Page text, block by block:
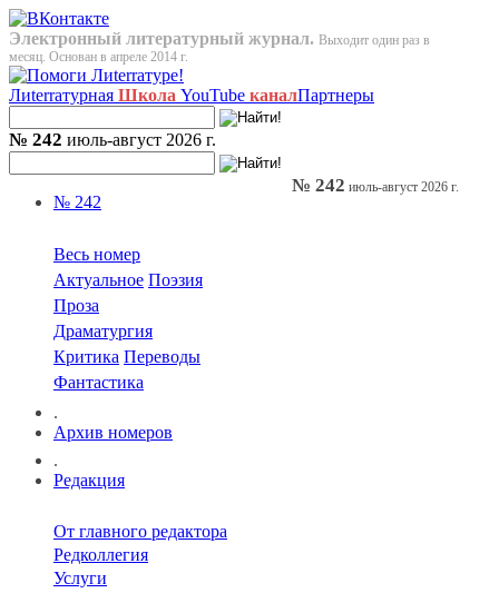
Электронный литературный журнал. Выходит один раз в
месяц. Основан в апреле 2014 г.
Лиterraтурная Школа YouTube каналПартнеры
№ 242 июль-август 2026 г.
№ 242
Весь номер
Актуальное Поэзия
Проза
Драматургия
Критика Переводы
Фантастика
.
Архив номеров
.
Редакция
От главного редактора
Редколлегия
Услуги
№ 242 июль-август 2026 г.